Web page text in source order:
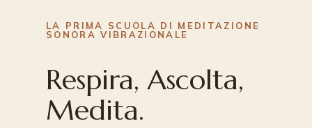
LA PRIMA SCUOLA DI MEDITAZIONE
SONORA VIBRAZIONALE
Respira, Ascolta,
Medita.